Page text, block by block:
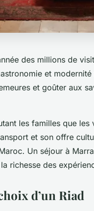
des millions de
et
et goûter aux
les familles que les
et son offre
Un séjour à
richesse des
d’un Riad